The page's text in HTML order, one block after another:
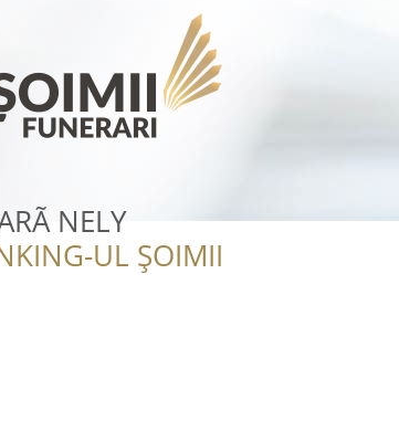
NELY
UL ȘOIMII